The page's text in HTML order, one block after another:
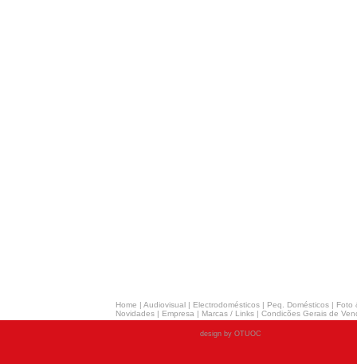
Home | Audiovisual | Electrodomésticos | Peq. Domésticos | Foto
Novidades | Empresa | Marcas / Links | Condicões Gerais de
design by OTUOC